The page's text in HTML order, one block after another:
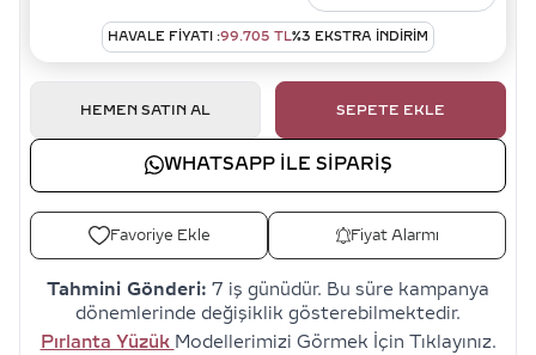
HAVALE FIYATI :99.705 TL%3 EKSTRA İNDİRİM
HEMEN SATIN AL SEPETE EKLE
WHATSAPP ILE SIPARIŞ
Favoriye Ekle Fiyat Alarmı
Tahmini Gönderi: 7 iş günüdür. Bu süre kampanya
dönemlerinde değişiklik gösterebilmektedir.
Pırlanta Yüzük Modellerimizi Görmek İçin Tıklayınız.